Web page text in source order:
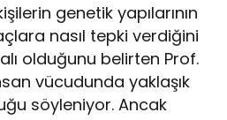
genetik yapılarının
nasıl tepki verdiğini
olduğunu belirten Prof.
vücudunda yaklaşık
söyleniyor. Ancak